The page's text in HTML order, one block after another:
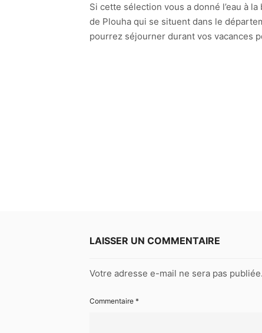
Si cette sélection vous a donné l’eau à
de Plouha qui se situent dans le
pourrez séjourner durant vos vacances
LAISSER UN COMMENTAIRE
Votre adresse e-mail ne sera pas publiée.
Commentaire *